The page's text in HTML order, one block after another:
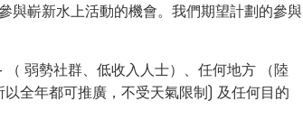
與嶄新水上活動的機會。我們期望計劃的參與
弱勢社群、低收入人士）、任何地方 （陸
全年都可推廣，不受天氣限制) 及任何目的